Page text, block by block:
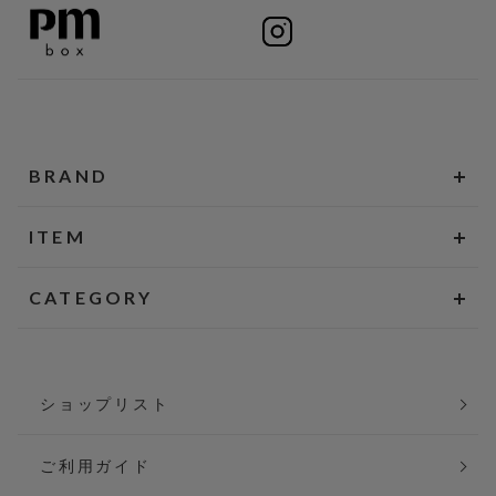
BRAND
ITEM
CATEGORY
ショップリスト
ご利用ガイド